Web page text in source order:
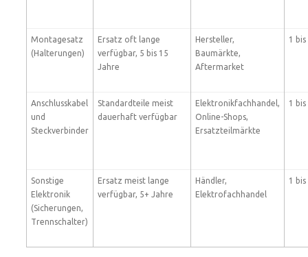
Montagesatz
(Halterungen)
Ersatz oft lange
verfügbar, 5 bis 15
Jahre
Hersteller,
Baumärkte,
Aftermarket
1
Anschlusskabel
und
Steckverbinder
Standardteile meist
dauerhaft verfügbar
Elektronikfachhandel,
Online-Shops,
Ersatzteilmärkte
1
Sonstige
Elektronik
(Sicherungen,
Trennschalter)
Ersatz meist lange
verfügbar, 5+ Jahre
Händler,
Elektrofachhandel
1